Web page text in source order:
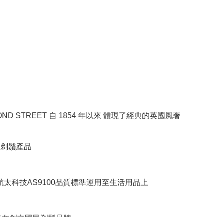
STREET 自 1854 年以來 體現了經典的英國風奢
鬚產品
科技AS9100品質標準運用至生活用品上